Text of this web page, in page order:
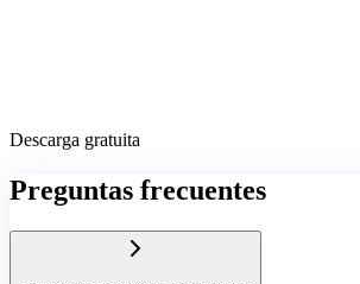
Descarga gratuita
Preguntas frecuentes